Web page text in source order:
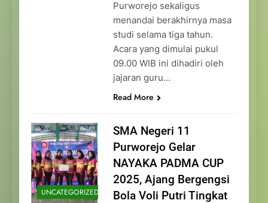
Purworejo sekaligus
menandai berakhirnya masa
studi selama tiga tahun.
Acara yang dimulai pukul
09.00 WIB ini dihadiri oleh
jajaran guru…
Read More
UNCATEGORIZED
SMA Negeri 11
Purworejo Gelar
NAYAKA PADMA CUP
2025, Ajang Bergengsi
Bola Voli Putri Tingkat